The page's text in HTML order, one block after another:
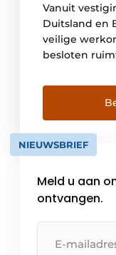
Vanuit
Duitsland en
veilige
besloten
te sluiten.
Eurosafe
oplossing
2023
NIEUWSBRIEF
Meld u aan
ontvangen.